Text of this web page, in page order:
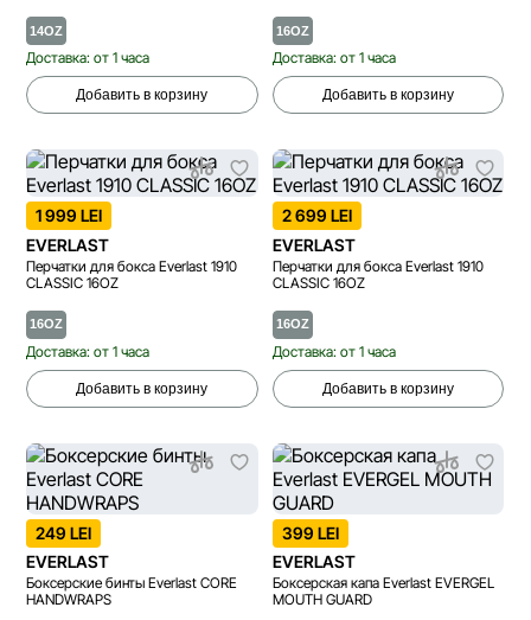
14OZ
Доставка: от 1 часа
Добавить в корзину
16OZ
Доставка: от 1 часа
Добавить в корзину
1 999 LEI
EVERLAST
Перчатки для бокса Everlast 1910
CLASSIC 16OZ
16OZ
Доставка: от 1 часа
Добавить в корзину
2 699 LEI
EVERLAST
Перчатки для бокса Everlast 1910
CLASSIC 16OZ
16OZ
Доставка: от 1 часа
Добавить в корзину
249 LEI
EVERLAST
Боксерские бинты Everlast CORE
HANDWRAPS
399 LEI
EVERLAST
Боксерская капа Everlast EVERGEL
MOUTH GUARD